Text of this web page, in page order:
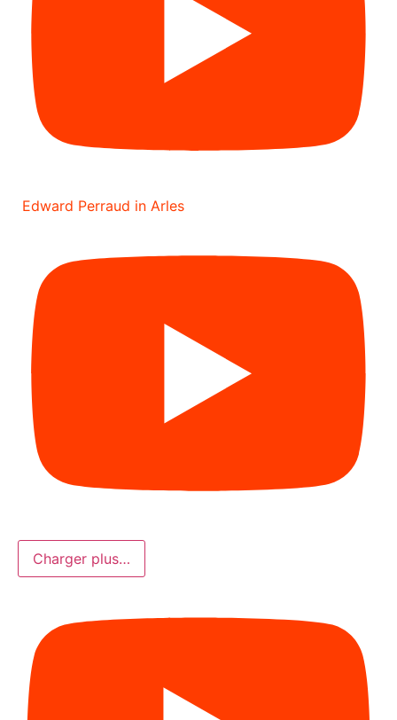
Edward Perraud in Arles
Charger plus…